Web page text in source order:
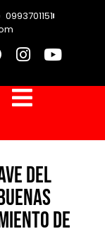
0993701151
del
de